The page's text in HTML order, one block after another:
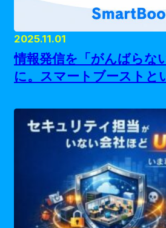
2025.11.01
情報発信を「がんばらな
に。スマートブーストと